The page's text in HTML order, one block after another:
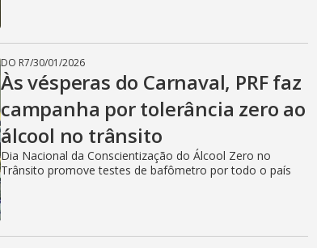
DO R7/30/01/2026
Às vésperas do Carnaval, PRF faz
campanha por tolerância zero ao
álcool no trânsito
Dia Nacional da Conscientização do Álcool Zero no
Trânsito promove testes de bafômetro por todo o país